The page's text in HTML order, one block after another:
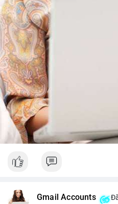
từ dòng vốn ETF (tuần tốt nhất
trước khi gia tăng vị thế.
Xem chi tiết các bài viết đầy đủ
#whalealertbtc
#brazilcryptoregulation
Gmail Accounts